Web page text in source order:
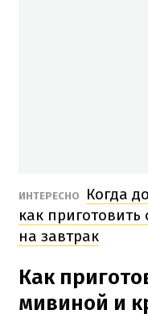
ИНТЕРЕСНО
Когда
как
на завтрак
Как
мивиной и